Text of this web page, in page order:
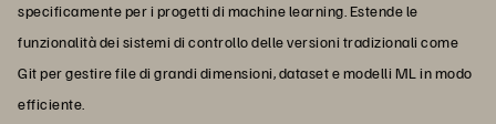
specificamente per i progetti di machine learning. Estende le
funzionalità dei sistemi di controllo delle versioni tradizionali come
Git per gestire file di grandi dimensioni, dataset e modelli ML in modo
efficiente.